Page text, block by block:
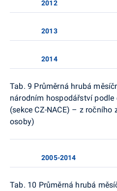
2012
2013
2014
Tab. 9 Průměrná hrubá
národním hospodářství
(sekce CZ-NACE) – z
osoby)
2005-2014
Tab. 10 Průměrná hrubá